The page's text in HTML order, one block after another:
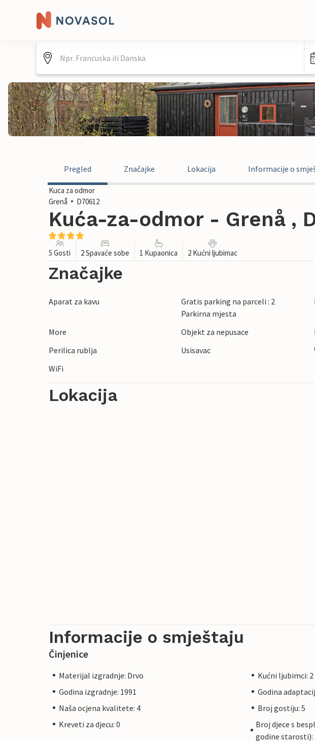
Pregled Značajke Lokacija Informacije o
Kuca za odmor
Grenå
D70612
Kuća-za-odmor - Grenå ,
5 Gosti 2 Spavaće sobe 1 Kupaonica 2 Kućni ljubimac
Značajke
Aparat za kavu
Gratis parking na parceli : 2
Parkirna mjesta
More Objekt za nepusace
Perilica rublja
Usisavac
WiFi
Lokacija
Informacije o smještaju
Činjenice
Materijal izgradnje: Drvo
Kućni ljubimci: 2
Godina izgradnje: 1991
Godina
Naša ocjena kvalitete: 4
Broj gostiju: 5
Kreveti za djecu: 0
Broj djece s
godine starosti):